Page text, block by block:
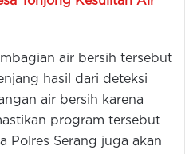
air bersih tersebut
hasil dari deteksi
air bersih karena
program tersebut
Polres Serang juga akan